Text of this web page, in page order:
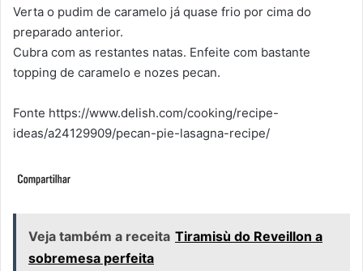
Verta o pudim de caramelo já quase frio por cima do
preparado anterior.
Cubra com as restantes natas. Enfeite com bastante
topping de caramelo e nozes pecan.
Fonte https://www.delish.com/cooking/recipe-
ideas/a24129909/pecan-pie-lasagna-recipe/
Veja também a receita Tiramisù do Reveillon a
sobremesa perfeita